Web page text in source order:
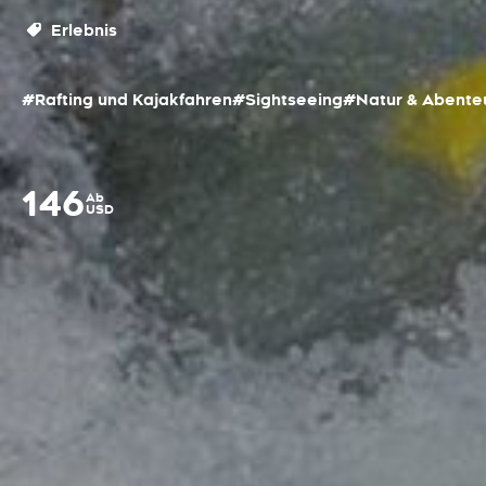
Erlebnis
#Rafting und Kajakfahren#Sightseeing#Natur &
146Ab
USD